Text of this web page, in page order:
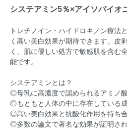
システアミン5％×アイソバイオ
トレチノイン・ハイドロキノン療法
く高い美白効果が期待できます。皮
く、肌に優しい処方で敏感肌を含む
能です。
システアミンとは？
◎母乳に高濃度で認められるアミノ酸
◎もともと人体の中に存在している
◎高い美白効果と抗酸化作用を持ち
◎多数の論文で著名な効果が証明さ